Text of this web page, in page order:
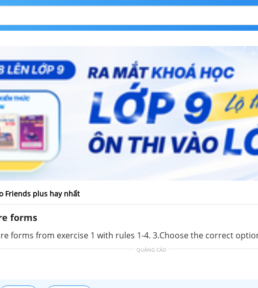
Friends plus hay nhất
forms
forms from exercise 1 with rules 1-4. 3.Choose the correct
QUẢNG CÁO